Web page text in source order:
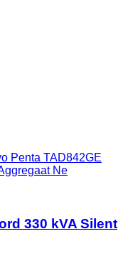
Penta TAD842GE
Ne
330 kVA Silent